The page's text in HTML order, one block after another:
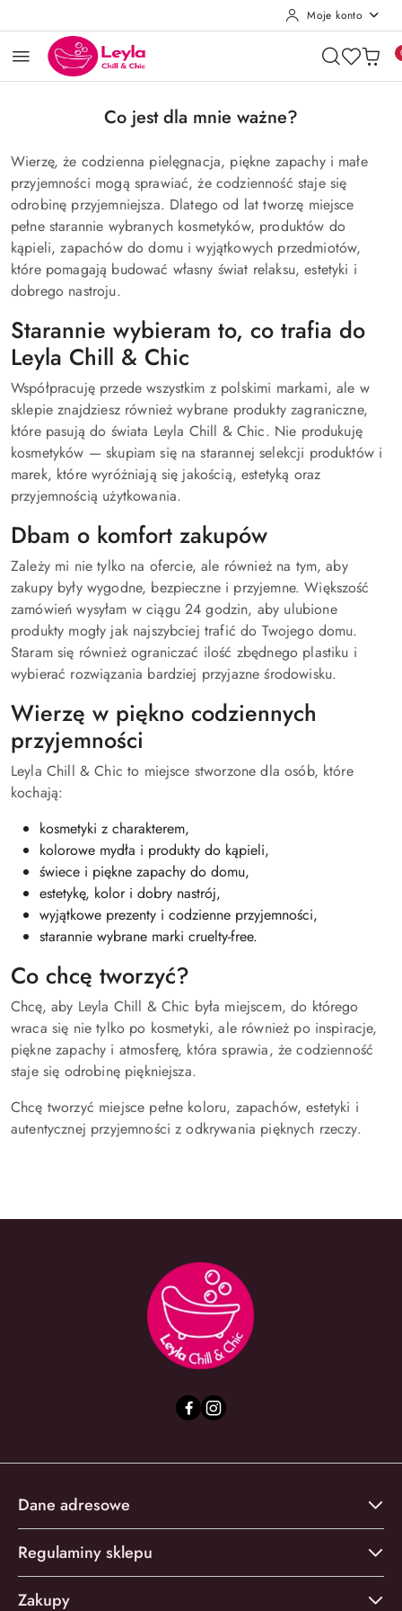
Moje konto
Co jest dla mnie ważne?
Wierzę, że codzienna pielęgnacja, piękne zapachy i małe
przyjemności mogą sprawiać, że codzienność staje się
odrobinę przyjemniejsza. Dlatego od lat tworzę miejsce
pełne starannie wybranych kosmetyków, produktów do
kąpieli, zapachów do domu i wyjątkowych przedmiotów,
które pomagają budować własny świat relaksu, estetyki i
dobrego nastroju.
Starannie wybieram to, co trafia do
Leyla Chill & Chic
Współpracuję przede wszystkim z polskimi markami, ale w
sklepie znajdziesz również wybrane produkty zagraniczne,
które pasują do świata Leyla Chill & Chic. Nie produkuję
kosmetyków — skupiam się na starannej selekcji produktów i
marek, które wyróżniają się jakością, estetyką oraz
przyjemnością użytkowania.
Dbam o komfort zakupów
Zależy mi nie tylko na ofercie, ale również na tym, aby
zakupy były wygodne, bezpieczne i przyjemne. Większość
zamówień wysyłam w ciągu 24 godzin, aby ulubione
produkty mogły jak najszybciej trafić do Twojego domu.
Staram się również ograniczać ilość zbędnego plastiku i
wybierać rozwiązania bardziej przyjazne środowisku.
Wierzę w piękno codziennych
przyjemności
Leyla Chill & Chic to miejsce stworzone dla osób, które
kochają:
kosmetyki z charakterem,
kolorowe mydła i produkty do kąpieli,
świece i piękne zapachy do domu,
estetykę, kolor i dobry nastrój,
wyjątkowe prezenty i codzienne przyjemności,
starannie wybrane marki cruelty-free.
Co chcę tworzyć?
Chcę, aby Leyla Chill & Chic była miejscem, do którego
wraca się nie tylko po kosmetyki, ale również po inspiracje,
piękne zapachy i atmosferę, która sprawia, że codzienność
staje się odrobinę piękniejsza.
Chcę tworzyć miejsce pełne koloru, zapachów, estetyki i
autentycznej przyjemności z odkrywania pięknych rzeczy.
Dane adresowe
Regulaminy sklepu
Zakupy